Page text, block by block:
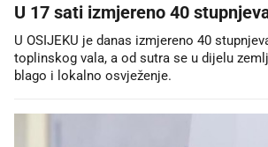
U 17 sati izmjereno 40
U OSIJEKU je danas izmjereno 40
toplinskog vala, a od sutra se u dijelu
blago i lokalno osvježenje.